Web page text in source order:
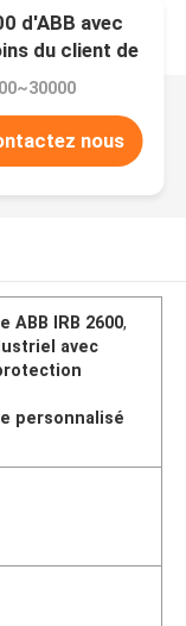
d'ABB avec
du client de
nous
ABB IRB 2600,
avec
personnalisé